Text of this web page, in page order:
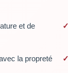
et de
la propreté